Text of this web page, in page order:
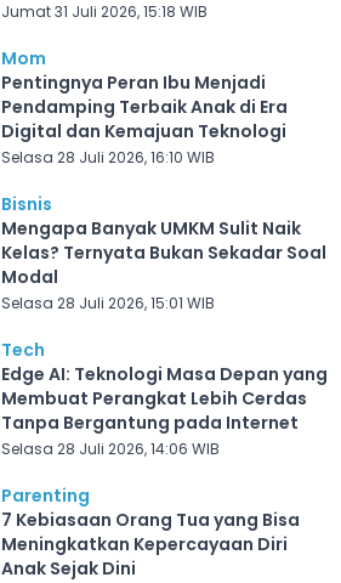
Jumat 31 Juli 2026, 15:18 WIB
Mom
Pentingnya Peran Ibu Menjadi
Pendamping Terbaik Anak di Era
Digital dan Kemajuan Teknologi
Selasa 28 Juli 2026, 16:10 WIB
Bisnis
Mengapa Banyak UMKM Sulit Naik
Kelas? Ternyata Bukan Sekadar Soal
Modal
Selasa 28 Juli 2026, 15:01 WIB
Tech
Edge AI: Teknologi Masa Depan yang
Membuat Perangkat Lebih Cerdas
Tanpa Bergantung pada Internet
Selasa 28 Juli 2026, 14:06 WIB
Parenting
7 Kebiasaan Orang Tua yang Bisa
Meningkatkan Kepercayaan Diri
Anak Sejak Dini